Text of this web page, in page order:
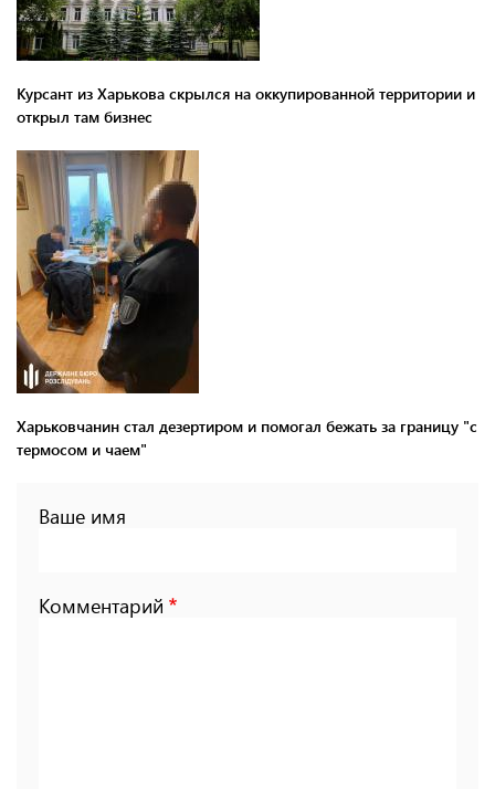
Курсант из Харькова скрылся на оккупированной территории и
открыл там бизнес
Харьковчанин стал дезертиром и помогал бежать за границу "с
термосом и чаем"
Ваше имя
Комментарий